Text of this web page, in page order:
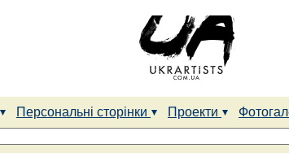
Персональні сторінки Проекти